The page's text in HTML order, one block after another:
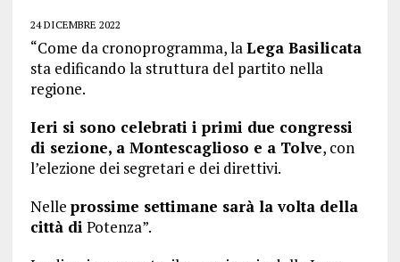
24 DICEMBRE 2022
“Come da cronoprogramma, laLega Basilicata
sta edificando la struttura del partito nella
regione.
Ieri si sono celebrati i primi due congressi
di sezione, a Montescaglioso e a Tolve, con
l’elezione dei segretari e dei direttivi.
Nelle prossime settimane sarà la volta della
città di Potenza”.